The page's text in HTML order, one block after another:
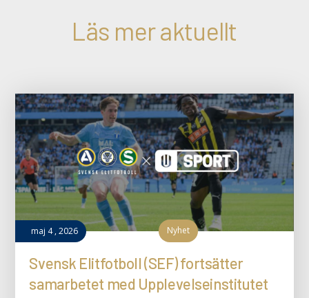
Läs mer aktuellt
maj 4,2026 Nyhet
Svensk Elitfotboll (SEF) fortsätter
samarbetet med Upplevelseinstitutet